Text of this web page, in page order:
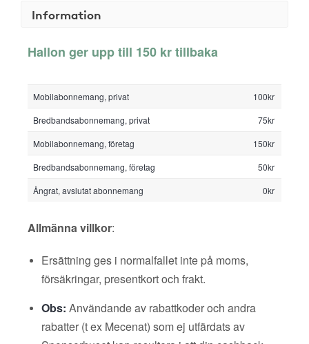
Information
Hallon ger upp till 150 kr tillbaka
Mobilabonnemang, privat
100kr
Bredbandsabonnemang, privat
75kr
Mobilabonnemang, företag
150kr
Bredbandsabonnemang, företag
50kr
Ångrat, avslutat abonnemang
0kr
Allmänna villkor:
Ersättning ges i normalfallet inte på moms,
försäkringar, presentkort och frakt.
Obs: Användande av rabattkoder och andra
rabatter (t ex Mecenat) som ej utfärdats av